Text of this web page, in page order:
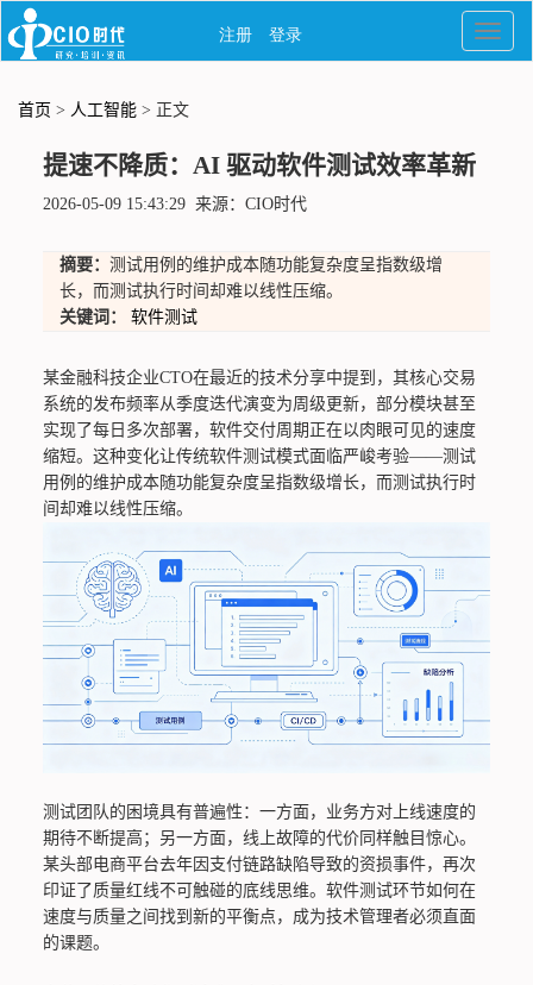
首页 > 人工智能 > 正文
提速不降质：AI 驱动软件测试效率革新
2026-05-09 15:43:29 来源：CIO时代
摘要： 测试用例的维护成本随功能复杂度呈指数级增
长，而测试执行时间却难以线性压缩。
关键词：
软件测试
某金融科技企业CTO在最近的技术分享中提到，其核心交易
系统的发布频率从季度迭代演变为周级更新，部分模块甚至
实现了每日多次部署，软件交付周期正在以肉眼可见的速度
缩短。这种变化让传统软件测试模式面临严峻考验——测试
用例的维护成本随功能复杂度呈指数级增长，而测试执行时
间却难以线性压缩。
测试团队的困境具有普遍性：一方面，业务方对上线速度的
期待不断提高；另一方面，线上故障的代价同样触目惊心。
某头部电商平台去年因支付链路缺陷导致的资损事件，再次
印证了质量红线不可触碰的底线思维。软件测试环节如何在
速度与质量之间找到新的平衡点，成为技术管理者必须直面
的课题。